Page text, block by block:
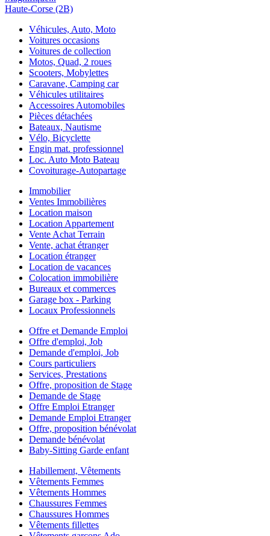
Haute-Corse (2B)
Véhicules, Auto, Moto
Voitures occasions
Voitures de collection
Motos, Quad, 2 roues
Scooters, Mobylettes
Caravane, Camping car
Véhicules utilitaires
Accessoires Automobiles
Pièces détachées
Bateaux, Nautisme
Vélo, Bicyclette
Engin mat. professionnel
Loc. Auto Moto Bateau
Covoiturage-Autopartage
Immobilier
Ventes Immobilières
Location maison
Location Appartement
Vente Achat Terrain
Vente, achat étranger
Location étranger
Location de vacances
Colocation immobilière
Bureaux et commerces
Garage box - Parking
Locaux Professionnels
Offre et Demande Emploi
Offre d'emploi, Job
Demande d'emploi, Job
Cours particuliers
Services, Prestations
Offre, proposition de Stage
Demande de Stage
Offre Emploi Etranger
Demande Emploi Etranger
Offre, proposition bénévolat
Demande bénévolat
Baby-Sitting Garde enfant
Habillement, Vêtements
Vêtements Femmes
Vêtements Hommes
Chaussures Femmes
Chaussures Hommes
Vêtements fillettes